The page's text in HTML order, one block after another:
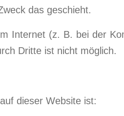
das geschieht.
Internet (z. B. bei der
Dritte ist nicht möglich.
dieser Website ist: